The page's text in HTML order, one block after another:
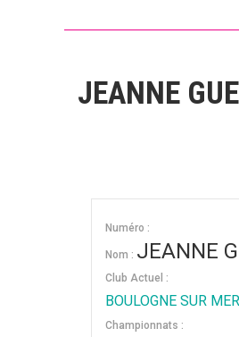
JEANNE
Numéro :
Nom : JEANNE
Club Actuel :
BOULOGNE SUR MER
Championnats :